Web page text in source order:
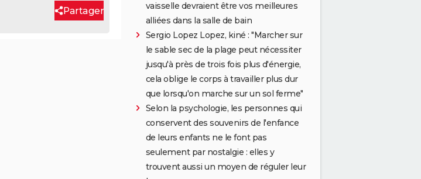
Partager
vaisselle devraient être vos meilleures
alliées dans la salle de bain
Sergio Lopez Lopez, kiné : "Marcher sur
le sable sec de la plage peut nécessiter
jusqu'à près de trois fois plus d'énergie,
cela oblige le corps à travailler plus dur
que lorsqu'on marche sur un sol ferme"
Selon la psychologie, les personnes qui
conservent des souvenirs de l'enfance
de leurs enfants ne le font pas
seulement par nostalgie : elles y
trouvent aussi un moyen de réguler leur